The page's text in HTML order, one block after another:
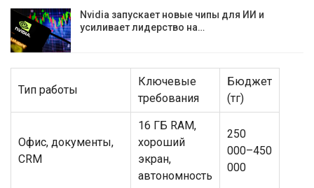
Nvidia запускает новые чипы для ИИ и
усиливает лидерство на…
Тип работы
Ключевые
требования
Бюджет
(тг)
Офис, документы,
CRM
16 ГБ RAM,
хороший
экран,
автономность
250
000–450
000